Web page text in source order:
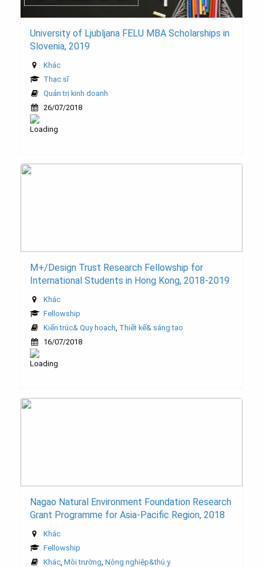
University of Ljubljana FELU MBA Scholarships in
Slovenia, 2019
Khác
Thạc sĩ
Quản trị kinh doanh
26/07/2018
M+/Design Trust Research Fellowship for
International Students in Hong Kong, 2018-2019
Khác
Fellowship
Kiến trúc& Quy hoạch Thiết kế& sáng tạo
16/07/2018
Nagao Natural Environment Foundation Research
Grant Programme for Asia-Pacific Region, 2018
Khác
Fellowship
Khác Môi trường Nông nghiệp&thú y